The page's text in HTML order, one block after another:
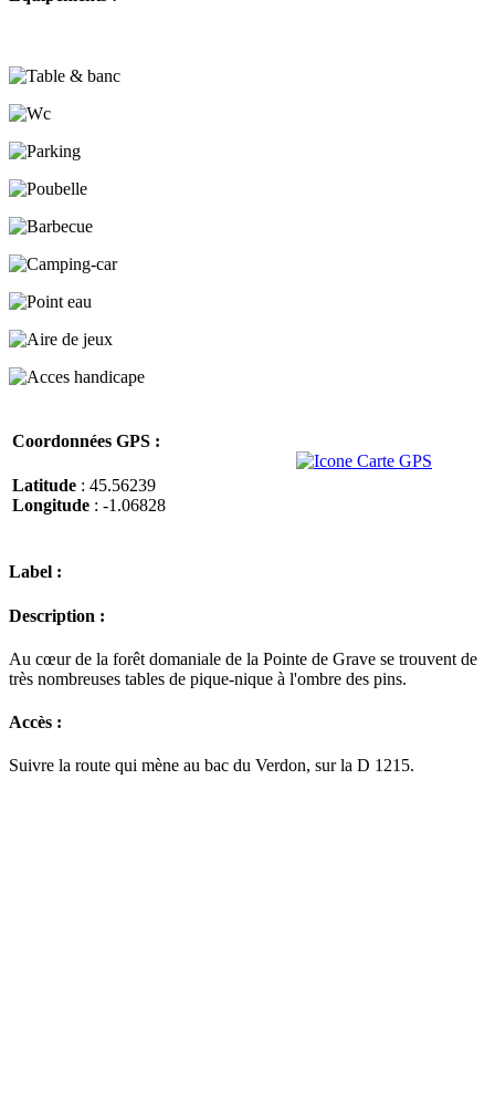
Coordonnées GPS :
Latitude : 45.56239
Longitude : -1.06828
Label :
Description :
Au cœur de la forêt domaniale de la Pointe de Grave se trouvent de
très nombreuses tables de pique-nique à l'ombre des pins.
Accès :
Suivre la route qui mène au bac du Verdon, sur la D 1215.